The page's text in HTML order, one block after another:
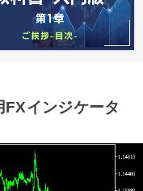
インジケータ